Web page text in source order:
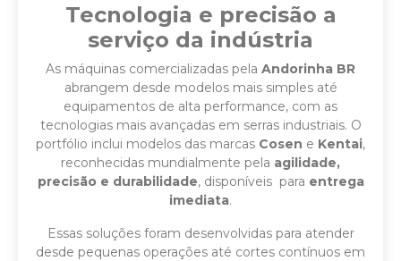
Tecnologia e precisão a
serviço da indústria
As máquinas comercializadas pela Andorinha BR
abrangem desde modelos mais simples até
equipamentos de alta performance, com as
tecnologias mais avançadas em serras industriais. O
portfólio inclui modelos das marcas Cosen e Kentai,
reconhecidas mundialmente pela agilidade,
precisão e durabilidade, disponíveis para entrega
imediata.
Essas soluções foram desenvolvidas para atender
desde pequenas operações até cortes contínuos em